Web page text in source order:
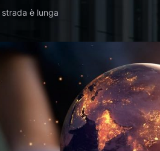
strada è lunga